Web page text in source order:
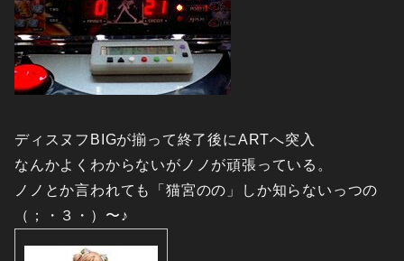
ディスヌフBIGが揃って終了後にARTへ突入
なんかよくわからないがノノが頑張っている。
ノノとか言われても「猫宮のの」しか知らないっつの
（；・３・）〜♪